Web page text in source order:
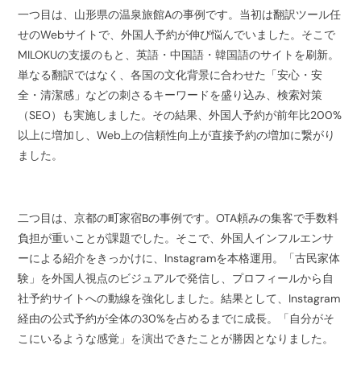
一つ目は、山形県の温泉旅館Aの事例です。当初は翻訳ツール任
せのWebサイトで、外国人予約が伸び悩んでいました。そこで
MILOKUの支援のもと、英語・中国語・韓国語のサイトを刷新。
単なる翻訳ではなく、各国の文化背景に合わせた「安心・安
全・清潔感」などの刺さるキーワードを盛り込み、検索対策
（SEO）も実施しました。その結果、外国人予約が前年比200%
以上に増加し、Web上の信頼性向上が直接予約の増加に繋がり
ました。
二つ目は、京都の町家宿Bの事例です。OTA頼みの集客で手数料
負担が重いことが課題でした。そこで、外国人インフルエンサ
ーによる紹介をきっかけに、Instagramを本格運用。「古民家体
験」を外国人視点のビジュアルで発信し、プロフィールから自
社予約サイトへの動線を強化しました。結果として、Instagram
経由の公式予約が全体の30%を占めるまでに成長。「自分がそ
こにいるような感覚」を演出できたことが勝因となりました。